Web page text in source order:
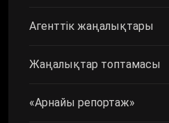
Агенттік жаңалықтары
Жаңалықтар топтамасы
«Арнайы репортаж»